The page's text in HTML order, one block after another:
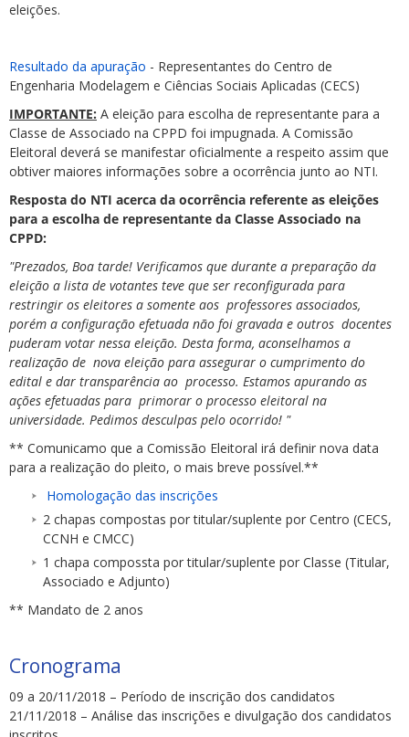
eleições.
Resultado da apuração - Representantes do Centro de
Engenharia Modelagem e Ciências Sociais Aplicadas (CECS)
IMPORTANTE: A eleição para escolha de representante para a
Classe de Associado na CPPD foi impugnada. A Comissão
Eleitoral deverá se manifestar oficialmente a respeito assim que
obtiver maiores informações sobre a ocorrência junto ao NTI.
Resposta do NTI acerca da ocorrência referente as eleições
para a escolha de representante da Classe Associado na
CPPD:
"Prezados, Boa tarde! Verificamos que durante a preparação da
eleição a lista de votantes teve que ser reconfigurada para
restringir os eleitores a somente aos professores associados,
porém a configuração efetuada não foi gravada e outros docentes
puderam votar nessa eleição. Desta forma, aconselhamos a
realização de nova eleição para assegurar o cumprimento do
edital e dar transparência ao processo. Estamos apurando as
ações efetuadas para primorar o processo eleitoral na
universidade. Pedimos desculpas pelo ocorrido! "
** Comunicamo que a Comissão Eleitoral irá definir nova data
para a realização do pleito, o mais breve possível.**
Homologação das inscrições
2 chapas compostas por titular/suplente por Centro (CECS,
CCNH e CMCC)
1 chapa compossta por titular/suplente por Classe (Titular,
Associado e Adjunto)
** Mandato de 2 anos
Cronograma
09 a 20/11/2018 – Período de inscrição dos candidatos
21/11/2018 – Análise das inscrições e divulgação dos candidatos